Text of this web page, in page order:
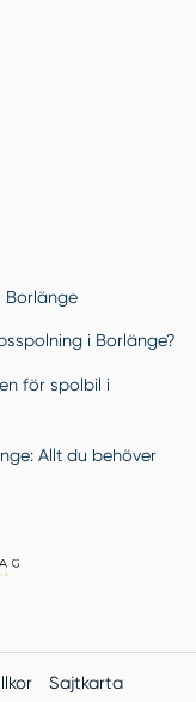
Borlänge
i Borlänge?
för spolbil i
Allt du behöver
Sajtkarta